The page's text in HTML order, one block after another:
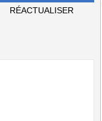
RÉACTUALISER